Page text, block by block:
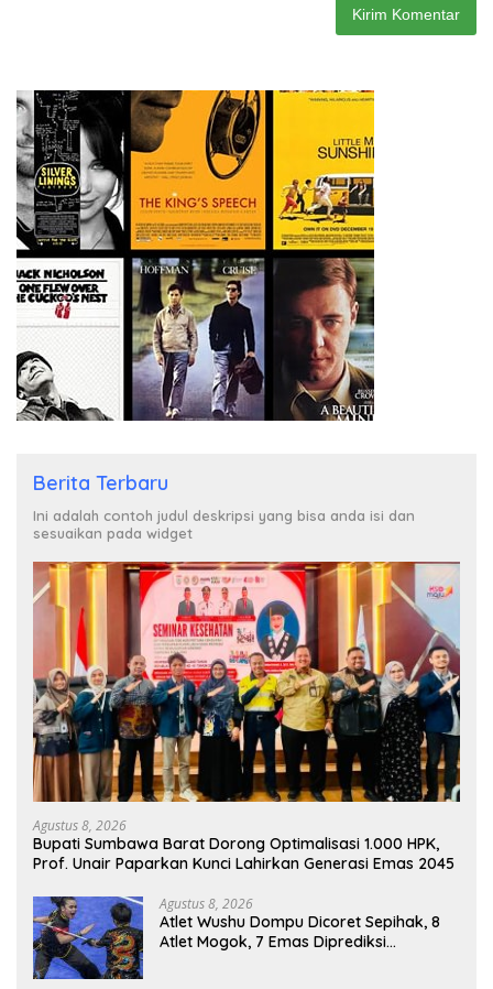
Berita Terbaru
Ini adalah contoh judul deskripsi yang bisa anda isi dan
sesuaikan pada widget
Agustus 8, 2026
Bupati Sumbawa Barat Dorong Optimalisasi 1.000 HPK,
Prof. Unair Paparkan Kunci Lahirkan Generasi Emas 2045
Agustus 8, 2026
Atlet Wushu Dompu Dicoret Sepihak, 8
Atlet Mogok, 7 Emas Diprediksi